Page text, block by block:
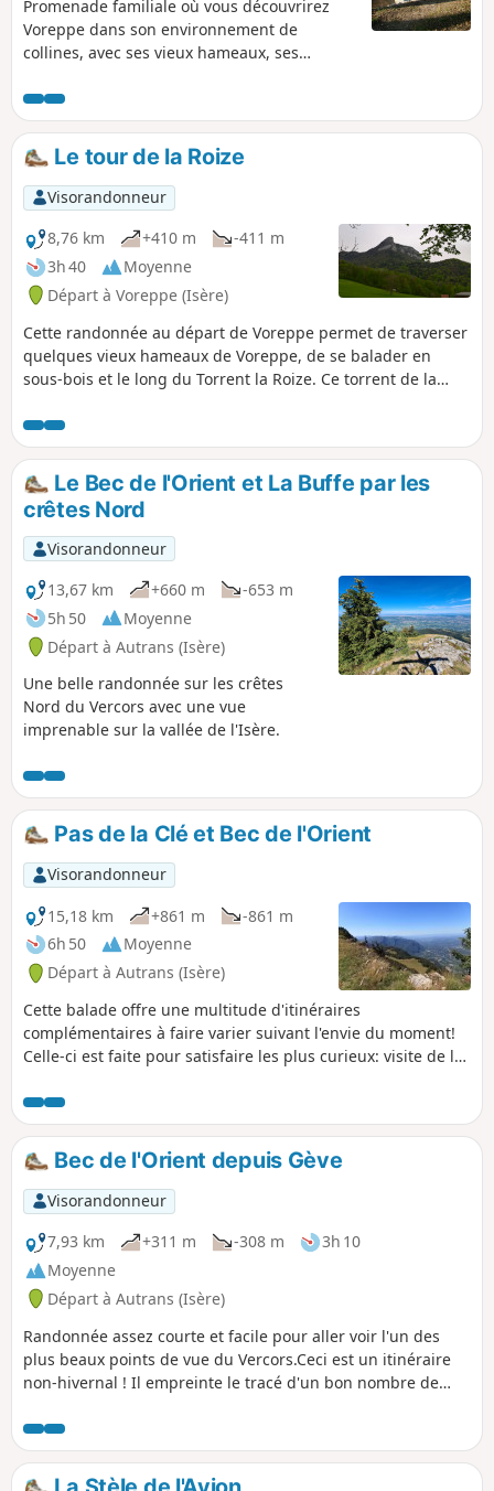
Promenade familiale où vous découvrirez
Voreppe dans son environnement de
collines, avec ses vieux hameaux, ses
monastère des Clarisses. Sentier n°1 des
"Sentiers de Chartreuse Occidentale" Ce
sentier présente néanmoins des risques
propres aux sentiers de montagne et
forestiers ( chute de branches et
débordement de la Roize au pas Japonais,...).
Le tour de la Roize
Visorandonneur
8,76 km
+410 m
-411 m
3h 40
Moyenne
Départ à Voreppe (Isère)
Cette randonnée au départ de Voreppe permet de traverser
quelques vieux hameaux de Voreppe, de se balader en
sous-bois et le long du Torrent la Roize. Ce torrent de la
mi-mai, il ne montrait pas trop sa puissance. La Roize a
permis de faire fonctionner un certain nombre
d'équipements : moulins, scieries ou tanneries et à
contribuer à faire de Voreppe un petit centre économique
de la vallée de l'Isère.
Le Bec de l'Orient et La Buffe par les
crêtes Nord
Visorandonneur
13,67 km
+660 m
-653 m
5h 50
Moyenne
Départ à Autrans (Isère)
Une belle randonnée sur les crêtes
Nord du Vercors avec une vue
imprenable sur la vallée de l'Isère.
Pas de la Clé et Bec de l'Orient
Visorandonneur
15,18 km
+861 m
-861 m
6h 50
Moyenne
Départ à Autrans (Isère)
Cette balade offre une multitude d'itinéraires
complémentaires à faire varier suivant l'envie du moment!
Celle-ci est faite pour satisfaire les plus curieux: visite de la
panoramique sur toute la vallée de l'Isère. Balade fleurie,
rafraîchissante et panoramique.
Bec de l'Orient depuis Gève
Visorandonneur
7,93 km
+311 m -308 m
3h 10
Moyenne
Départ à Autrans (Isère)
Randonnée assez courte et facile pour aller voir l'un des
plus beaux points de vue du Vercors.Ceci est un itinéraire
non-hivernal ! Il empreinte le tracé d'un bon nombre de
randonneurs. En hiver veuillez suivre le balisage raquettes
qui est différent.